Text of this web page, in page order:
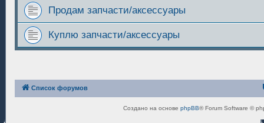
Продам запчасти/аксессуары
Куплю запчасти/аксессуары
Список форумов
Создано на основе phpBB® Forum Software ©